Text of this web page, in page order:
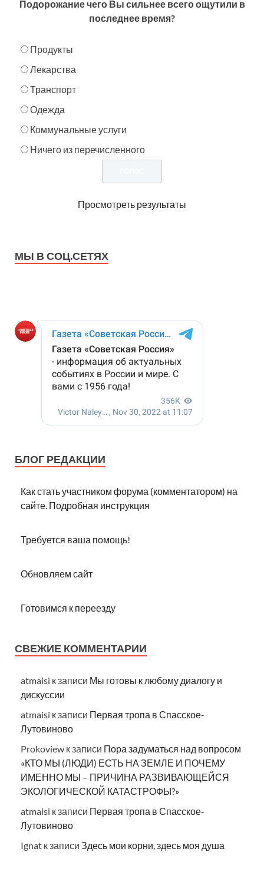
Подорожание чего Вы сильнее всего ощутили в
последнее время?
Продукты
Лекарства
Транспорт
Одежда
Коммунальные услуги
Ничего из перечисленного
Просмотреть результаты
МЫ В СОЦ.СЕТЯХ
БЛОГ РЕДАКЦИИ
Как стать участником форума (комментатором) на
сайте. Подробная инструкция
Требуется ваша помощь!
Обновляем сайт
Готовимся к переезду
СВЕЖИЕ КОММЕНТАРИИ
atmaisi к записи Мы готовы к любому диалогу и
дискуссии
atmaisi к записи Первая тропа в Спасское-
Лутовиново
Prokoview к записи Пора задуматься над вопросом
«КТО МЫ (ЛЮДИ) ЕСТЬ НА ЗЕМЛЕ И ПОЧЕМУ
ИМЕННО МЫ – ПРИЧИНА РАЗВИВАЮЩЕЙСЯ
ЭКОЛОГИЧЕСКОЙ КАТАСТРОФЫ?»
atmaisi к записи Первая тропа в Спасское-
Лутовиново
Ignat к записи Здесь мои корни, здесь моя душа